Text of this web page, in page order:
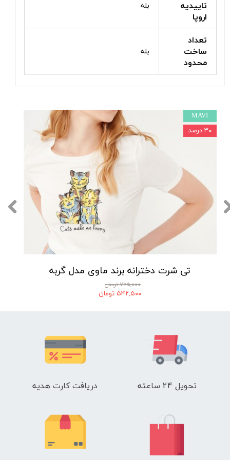
تاییدیه
اروپا
بله
تعداد
ساخت
محدود
بله
تی شرت دخترانه برند ماوی مدل گربه
۷۷۵,۰۰۰ تومان
۵۴۲,۵۰۰ تومان
MAVI
۳۰ درصد
تحویل 24 ساعته دریافت کارت هدیه